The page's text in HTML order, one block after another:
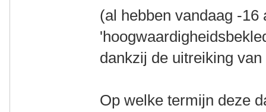
(al hebben vandaag -
dankzij de uitreiking
Op welke termijn deze